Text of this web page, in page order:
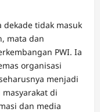
tidak masuk
mata dan
PWI. Ia
organisasi
menjadi
di
dan media